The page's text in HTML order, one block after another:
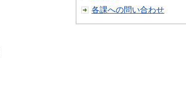
各課への問い合わせ